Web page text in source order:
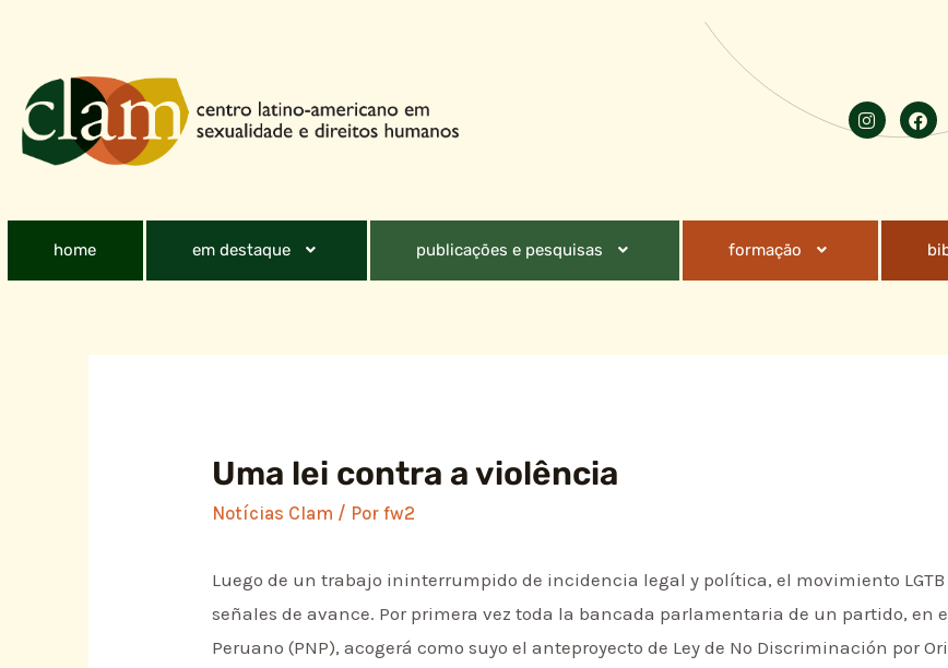
home em destaque publicações e pesquisas formação
Uma lei contra a violência
Notícias Clam / Porfw2
Luego de un trabajo ininterrumpido de incidencia legal y política, el movimiento LGTB
señales de avance. Por primera vez toda la bancada parlamentaria de un partido, en
Peruano (PNP), acogerá como suyo el anteproyecto de Ley de No Discriminación por